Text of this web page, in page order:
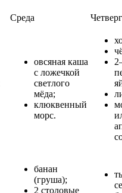
Среда Четверг
овсяная каша
с ложечкой
светлого
мёда;
клюквенный
морс.
банан
(груша);
2 столовые